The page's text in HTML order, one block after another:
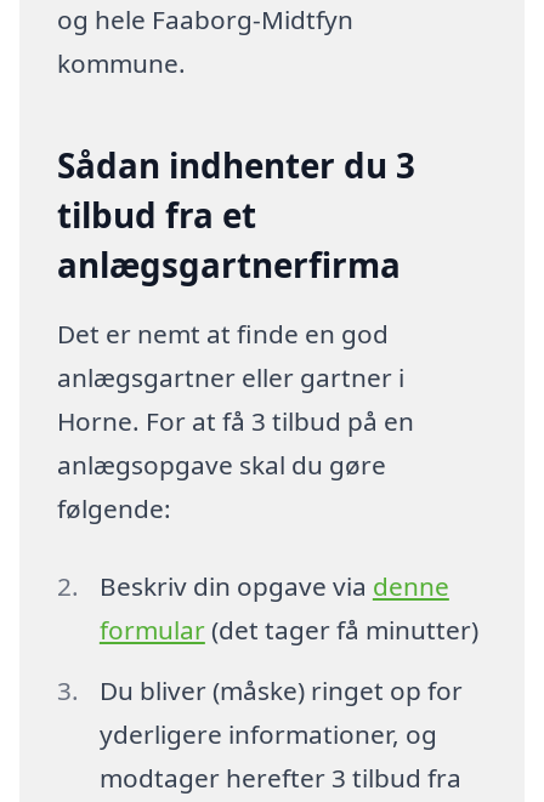
og hele Faaborg-Midtfyn
kommune.
Sådan indhenter du 3
tilbud fra et
anlægsgartnerfirma
Det er nemt at finde en god
anlægsgartner eller gartner i
Horne. For at få 3 tilbud på en
anlægsopgave skal du gøre
følgende:
Beskriv din opgave via denne
formular(det tager få minutter)
Du bliver (måske) ringet op for
yderligere informationer, og
modtager herefter 3 tilbud fra